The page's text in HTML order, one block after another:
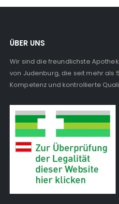
ÜBER UNS
Wir sind die freundlichste
von Judenburg, die seit mehr als
Kompetenz und kontrollierte